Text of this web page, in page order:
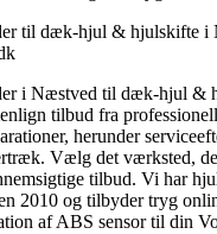
til dæk-hjul & hjulskifte i
i Næstved til dæk-hjul &
tilbud fra
herunder
Vælg det værksted,
tilbud. Vi har
2010 og tilbyder tryg
af ABS sensor til din